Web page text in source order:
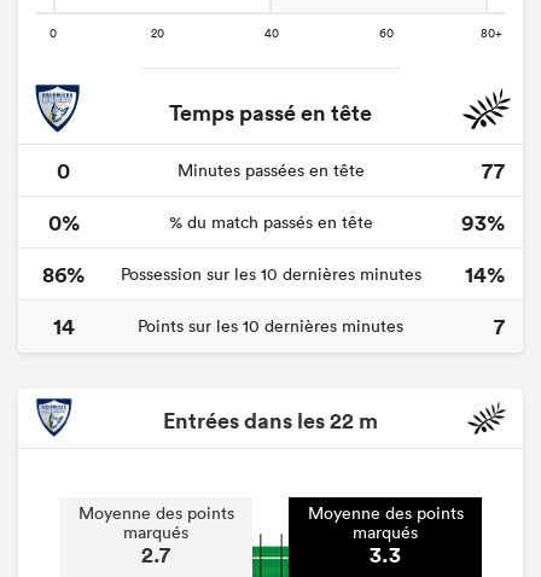
Temps passé en tête
0
Minutes passées en tête
77
0%
% du match passés en tête
93%
86%
Possession sur les 10 dernières minutes
14%
14
Points sur les 10 dernières minutes 7
Entrées dans les 22 m
Moyenne des points
marqués
2.7
Moyenne des points
marqués
3.3